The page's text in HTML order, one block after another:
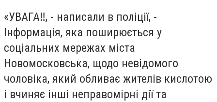
«УВАГА‼, - написали в поліції, -
Інформація, яка поширюється у
соціальних мережах міста
Новомосковська, щодо невідомого
чоловіка, який обливає жителів кислотою
і вчиняє інші неправомірні дії та